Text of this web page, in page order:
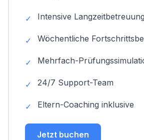
✓ Intensive Langzeitbetreuung
✓ Wöchentliche
✓ Mehrfach-
✓ 24/7 Support-Team
✓ Eltern-Coaching inklusive
Jetzt buchen